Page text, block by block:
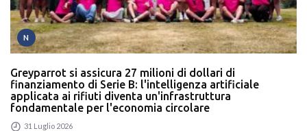
N
Greyparrot si assicura 27 milioni di dollari di
finanziamento di Serie B: l'intelligenza artificiale
applicata ai rifiuti diventa un'infrastruttura
fondamentale per l'economia circolare
31 Luglio 2026